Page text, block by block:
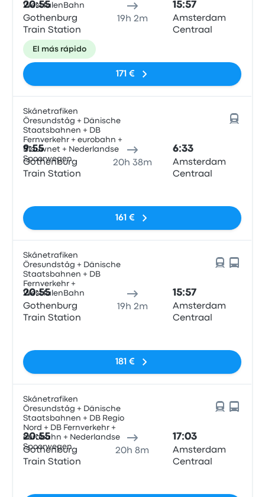
WestfalenBahn
20:55
Gothenburg
Train Station
19h 2m
15:57
Amsterdam
Centraal
El más rápido
171 €
Skånetrafiken
Öresundståg + Dänische
Staatsbahnen + DB
Fernverkehr + eurobahn +
Blauwnet + Nederlandse
Spoorwegen
9:55
Gothenburg
Train Station
20h 38m
6:33
Amsterdam
Centraal
161 €
Skånetrafiken
Öresundståg + Dänische
Staatsbahnen + DB
Fernverkehr +
WestfalenBahn
20:55
Gothenburg
Train Station
19h 2m
15:57
Amsterdam
Centraal
181 €
Skånetrafiken
Öresundståg + Dänische
Staatsbahnen + DB Regio
Nord + DB Fernverkehr +
eurobahn + Nederlandse
Spoorwegen
20:55
Gothenburg
Train Station
20h 8m
17:03
Amsterdam
Centraal